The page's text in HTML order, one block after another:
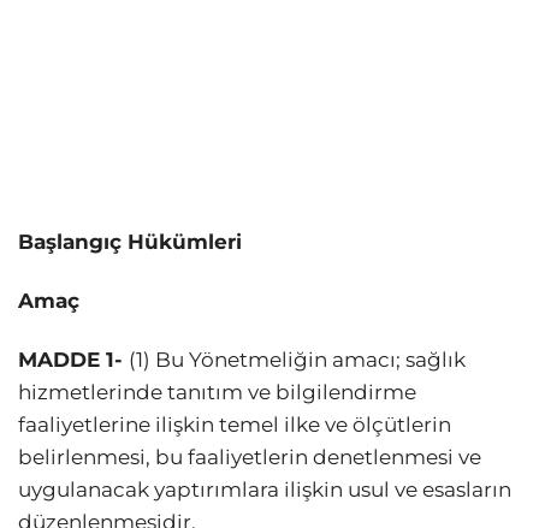
Başlangıç Hükümleri
Amaç
MADDE 1- (1) Bu Yönetmeliğin amacı; sağlık
hizmetlerinde tanıtım ve bilgilendirme
faaliyetlerine ilişkin temel ilke ve ölçütlerin
belirlenmesi, bu faaliyetlerin denetlenmesi ve
uygulanacak yaptırımlara ilişkin usul ve esasların
düzenlenmesidir.